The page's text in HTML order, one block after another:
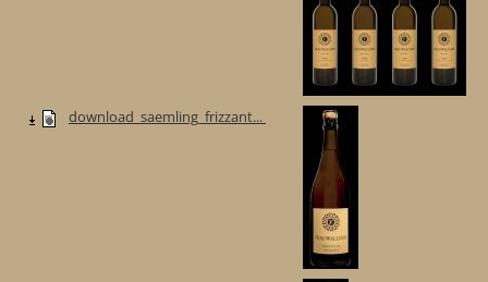
download_saemling_frizzant...